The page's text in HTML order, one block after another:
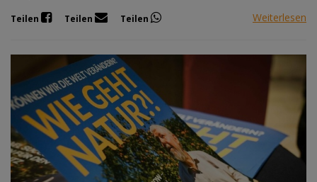
Teilen Teilen Teilen Weiterlesen